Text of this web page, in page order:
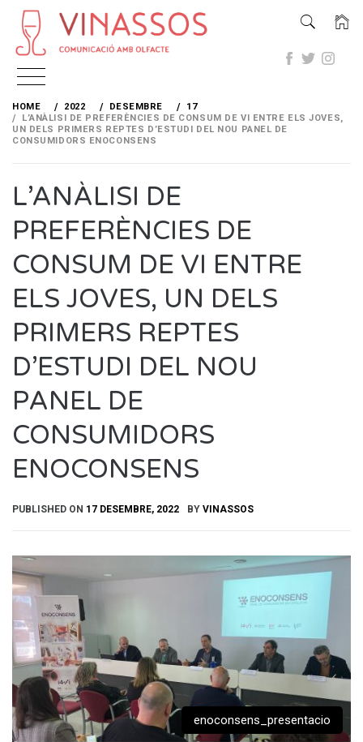
Skip
content
HOME 2022 DESEMBRE
17
L’ANÀLISI DE PREFERÈNCIES DE CONSUM DE VI ENTRE ELS JOVES,
UN DELS PRIMERS REPTES D’ESTUDI DEL NOU PANEL DE
CONSUMIDORS ENOCONSENS
L’ANÀLISI DE
PREFERÈNCIES DE
CONSUM DE VI ENTRE
ELS JOVES, UN DELS
PRIMERS REPTES
D’ESTUDI DEL NOU
PANEL DE
CONSUMIDORS
ENOCONSENS
PUBLISHED ON 17 DESEMBRE, 2022 BY VINASSOS
enoconsens_presentacio